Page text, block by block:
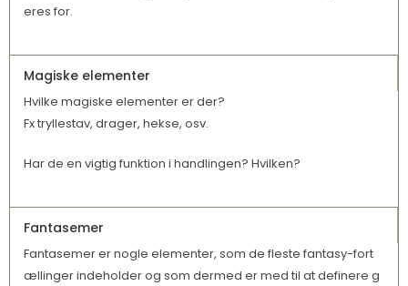
eres for.
Magiske elementer
Hvilke magiske elementer er der?
Fx tryllestav, drager, hekse, osv.
Har de en vigtig funktion i handlingen? Hvilken?
Fantasemer
Fantasemer er nogle elementer, som de fleste fantasy-fort
ællinger indeholder og som dermed er med til at definere g